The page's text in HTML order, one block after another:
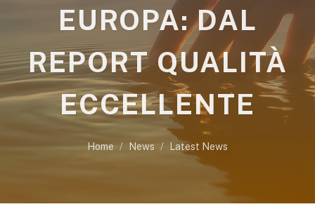
EUROPA: DAL
REPORT QUALITÀ
ECCELLENTE
Home News Latest News